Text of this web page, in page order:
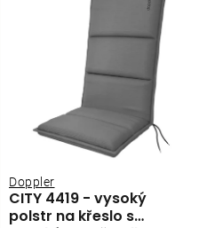
CITY 4419 - vysoký
polstr na křeslo s
Doppler